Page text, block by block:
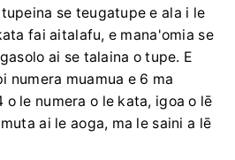
se teugatupe e ala i le
fai aitalafu, e mana'omia se
ai se talaina o tupe. E
numera muamua e 6 ma
o le numera o le kata, igoa o lē
ai le aoga, ma le saini a lē